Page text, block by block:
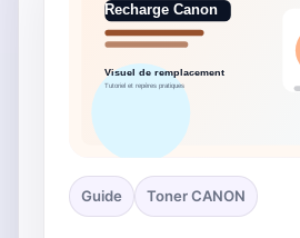
Guide Toner CANON